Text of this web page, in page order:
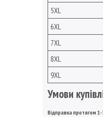
5XL
6XL
7XL
8XL
9XL
Умови
Відправка протягом 1-